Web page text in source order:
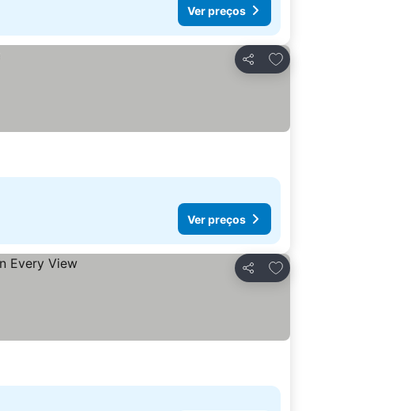
Ver preços
Partilhar
Adicionar aos favoritos
Ver preços
Partilhar
Adicionar aos favoritos